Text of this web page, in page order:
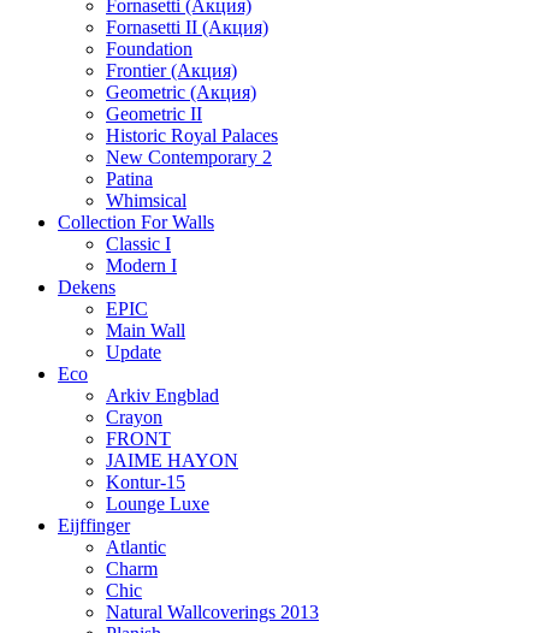
Fornasetti (Акция)
Fornasetti II (Акция)
Foundation
Frontier (Акция)
Geometric (Акция)
Geometric II
Historic Royal Palaces
New Contemporary 2
Patina
Whimsical
Collection For Walls
Classic I
Modern I
Dekens
EPIC
Main Wall
Update
Eco
Arkiv Engblad
Crayon
FRONT
JAIME HAYON
Kontur-15
Lounge Luxe
Eijffinger
Atlantic
Charm
Chic
Natural Wallcoverings 2013